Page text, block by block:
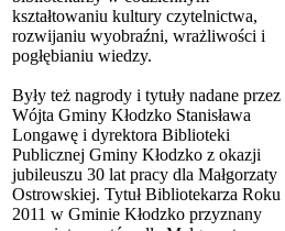
kształtowaniu kultury czytelnictwa,
rozwijaniu wyobraźni, wrażliwości i
pogłębianiu wiedzy.
Były też nagrody i tytuły nadane przez
Wójta Gminy Kłodzko Stanisława
Longawę i dyrektora Biblioteki
Publicznej Gminy Kłodzko z okazji
jubileuszu 30 lat pracy dla Małgorzaty
Ostrowskiej. Tytuł Bibliotekarza Roku
2011 w Gminie Kłodzko przyznany